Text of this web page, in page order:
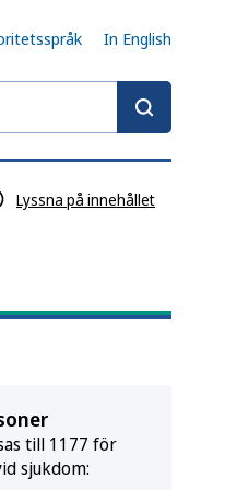
och spel om
In English
Lyssna på innehållet
till 1177 för
sjukdom: